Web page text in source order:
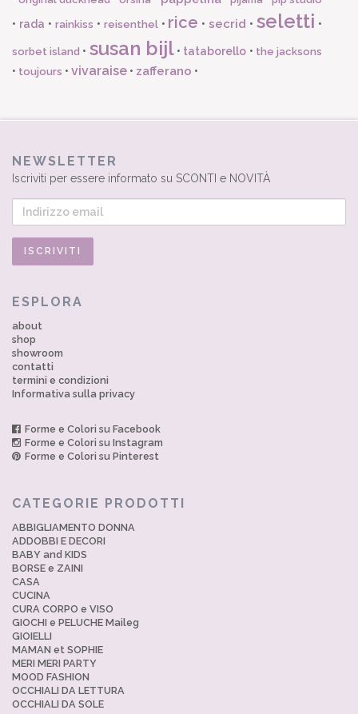
• rada • rainkiss • reisenthel• rice •secrid •seletti •
sorbet island • susan bijl• tataborello • the jacksons
• toujours • vivaraise • zafferano •
NEWSLETTER
Iscriviti per essere informato su SCONTI e NOVITÀ
ESPLORA
about
shop
showroom
contatti
termini e condizioni
Informativa sulla privacy
Forme e Colori su Facebook
Forme e Colori su Instagram
Forme e Colori su Pinterest
CATEGORIE PRODOTTI
ABBIGLIAMENTO DONNA
ADDOBBI E DECORI
BABY and KIDS
BORSE e ZAINI
CASA
CUCINA
CURA CORPO e VISO
GIOCHI e PELUCHE Maileg
GIOIELLI
MAMAN et SOPHIE
MERI MERI PARTY
MOOD FASHION
OCCHIALI DA LETTURA
OCCHIALI DA SOLE